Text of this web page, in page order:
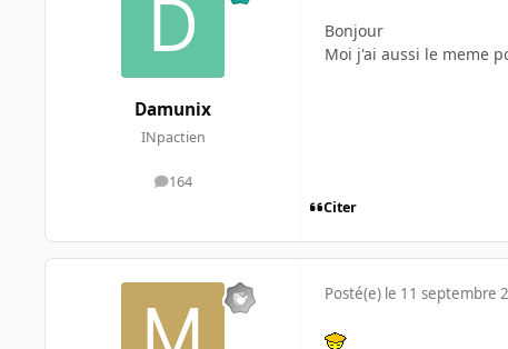
Damunix
INpactien
164
messages
Bonjour
Moi j'ai aussi le meme
Citer
Posté(e) le 11 septembre